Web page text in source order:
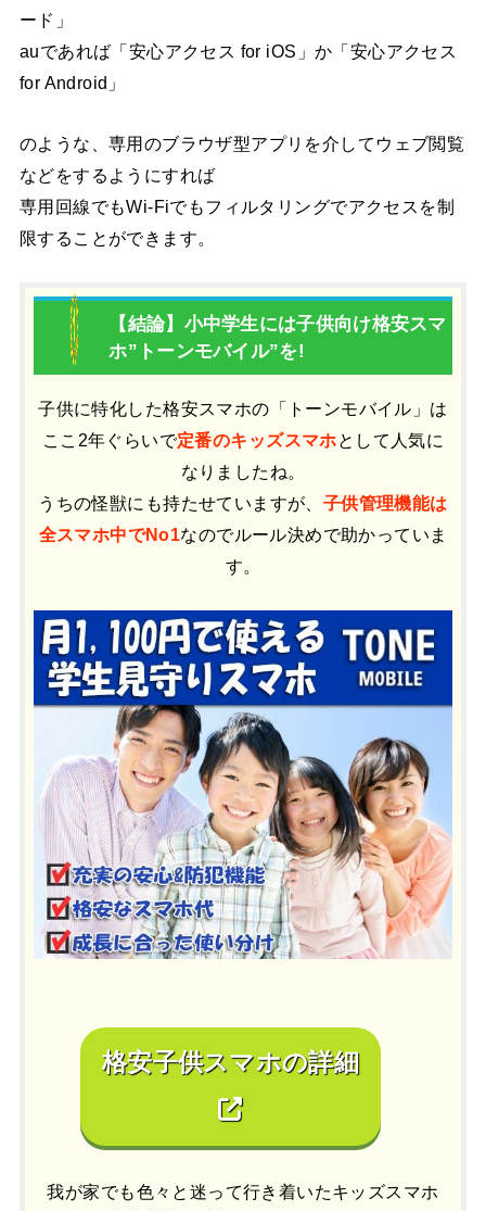
ード」
auであれば「安心アクセス for iOS」か「安心アクセス
for Android」
のような、専用のブラウザ型アプリを介してウェブ閲覧
などをするようにすれば
専用回線でもWi-Fiでもフィルタリングでアクセスを制
限することができます。
【結論】小中学生には子供向け格安スマ
ホ”トーンモバイル”を!
子供に特化した格安スマホの「トーンモバイル」は
ここ2年ぐらいで定番のキッズスマホとして人気に
なりましたね。
うちの怪獣にも持たせていますが、 子供管理機能は
全スマホ中でNo1なのでルール決めで助かっていま
す。
格安子供スマホの詳細
我が家でも色々と迷って行き着いたキッズスマホ